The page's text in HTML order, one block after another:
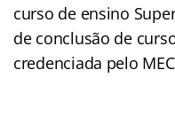
curso de ensino
de conclusão de
credenciada pelo